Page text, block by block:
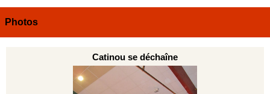
Photos
Catinou se déchaîne